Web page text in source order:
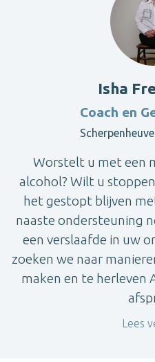
Isha
Coach en
Worstelt u met een
alcohol? Wilt u
het gestopt blijven
naaste ondersteuning
een verslaafde in uw
zoeken we naar
maken en te herleven
Lees